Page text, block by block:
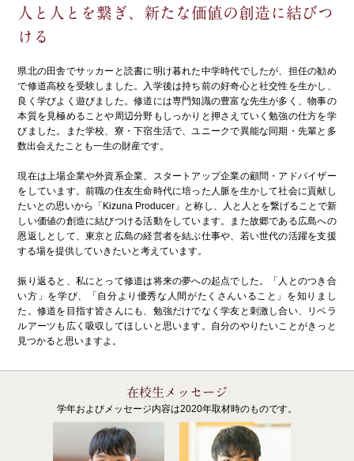
人と人とを繋ぎ、新たな価値の創造に結びつ
ける
県北の田舎でサッカーと読書に明け暮れた中学時代でしたが、担任の勧め
で修道高校を受験しました。入学後は持ち前の好奇心と社交性を生かし、
良く学びよく遊びました。修道には専門知識の豊富な先生が多く、物事の
本質を見極めることや周辺分野もしっかりと押さえていく勉強の仕方を学
びました。また学校、寮・下宿生活で、ユニークで異能な同期・先輩と多
数出会えたことも一生の財産です。
現在は上場企業や外資系企業、スタートアップ企業の顧問・アドバイザー
をしています。前職の住友生命時代に培った人脈を生かして社会に貢献し
たいとの思いから「Kizuna Producer」と称し、人と人とを繋げることで新
しい価値の創造に結びつける活動をしています。また故郷である広島への
恩返しとして、東京と広島の経営者を結ぶ仕事や、若い世代の活躍を支援
する場を提供していきたいと考えています。
振り返ると、私にとって修道は将来の夢への起点でした。「人とのつき合
い方」を学び、「自分より優秀な人間がたくさんいること」を知りまし
た。修道を目指す皆さんにも、勉強だけでなく学友と刺激し合い、リベラ
ルアーツも広く吸収してほしいと思います。自分のやりたいことがきっと
見つかると思いますよ。
在校生メッセージ
学年およびメッセージ内容は2020年取材時のものです。